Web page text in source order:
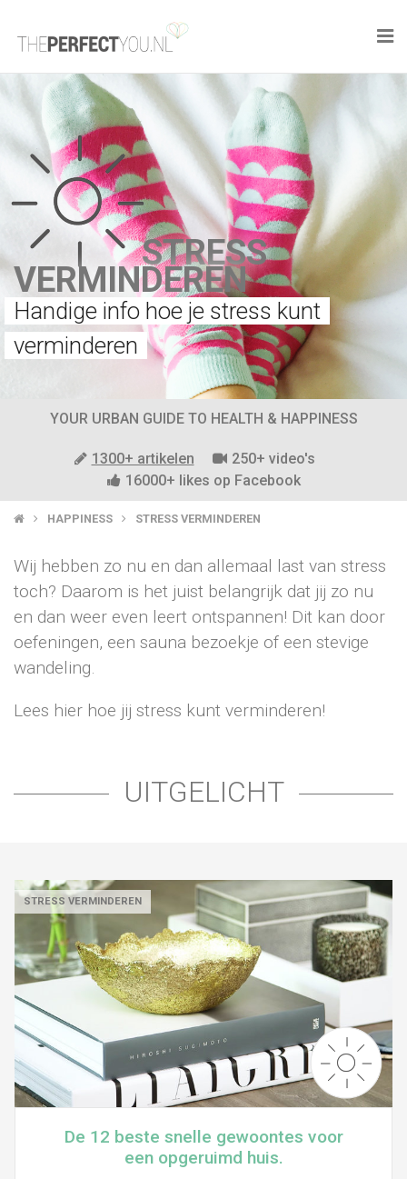

KNAPLEKKER
FOOD
DROOM HOME
STYLE
BUSINESS
PERFECT FINDS
STRESS
VERMINDEREN
Handige info hoe je stress kunt
verminderen
YOUR URBAN GUIDE TO HEALTH & HAPPINESS
1300+ artikelen
250+ video's
16000+ likes op Facebook
HAPPINESS STRESS VERMINDEREN
Wij hebben zo nu en dan allemaal last van stress
toch? Daarom is het juist belangrijk dat jij zo nu
en dan weer even leert ontspannen! Dit kan door
oefeningen, een sauna bezoekje of een stevige
wandeling.
Lees hier hoe jij stress kunt verminderen!
UITGELICHT
STRESS VERMINDEREN
De 12 beste snelle gewoontes voor
een opgeruimd huis.